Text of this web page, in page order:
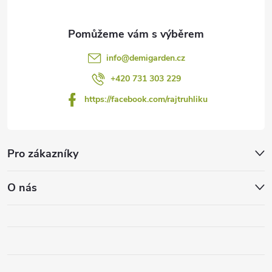
info@demigarden.cz
+420 731 303 229
https://facebook.com/rajtruhliku
Pro zákazníky
O nás